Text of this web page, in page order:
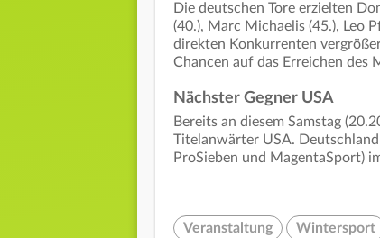
Die deutschen Tore erzielten
(40.), Marc Michaelis (45.), Leo
direkten Konkurrenten
Chancen auf das Erreichen des
Nächster Gegner USA
Bereits an diesem Samstag
Titelanwärter USA.
ProSieben und MagentaSport)
Veranstaltung Wintersport